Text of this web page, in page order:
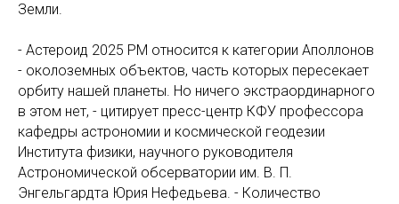
Земли.
- Астероид 2025 РМ относится к категории Аполлонов
- околоземных объектов, часть которых пересекает
орбиту нашей планеты. Но ничего экстраординарного
в этом нет, - цитирует пресс-центр КФУ профессора
кафедры астрономии и космической геодезии
Института физики, научного руководителя
Астрономической обсерватории им. В. П.
Энгельгардта Юрия Нефедьева. - Количество